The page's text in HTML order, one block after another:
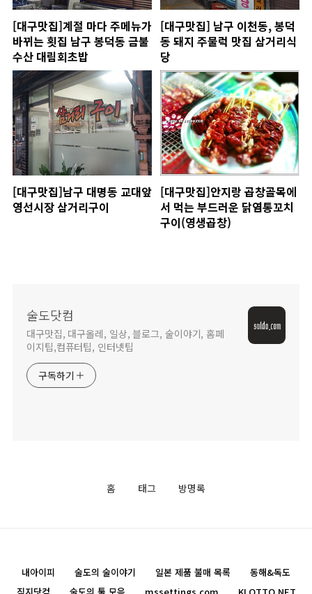
[대구맛집]계절 마다 주메뉴가
바뀌는 횟집 남구 봉덕동 금불
수산 대림회초밥
[대구맛집] 남구 이천동, 봉덕
동 돼지 주물럭 맛집 삼거리식
당
[대구맛집]남구 대명동 교대앞
영선시장 삼거리구이
[대구맛집]안지랑 곱창골목에
서 먹는 부드러운 닭염통꼬치
구이(영생곱창)
술도닷컴
대구맛집, 대구올레, 일상, 블로그, 술이야기, 홈페
이지팁,컴퓨터팁, 인터넷팁
구독하기
홈 태그 방명록
내아이피 술도의 술이야기 일본 제품 불매 목록
동해&독도